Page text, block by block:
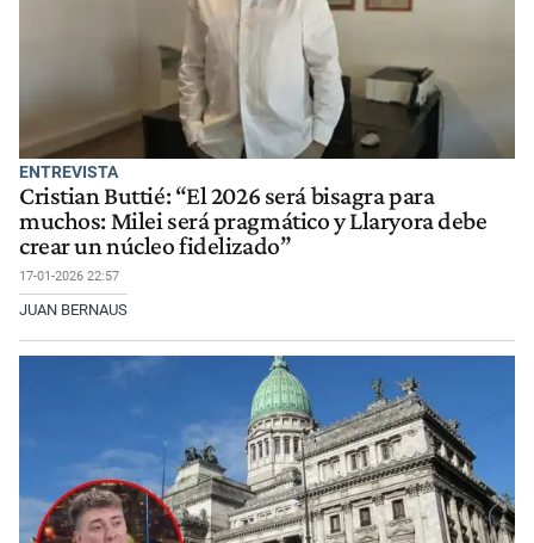
ENTREVISTA
Cristian Buttié: “El 2026 será bisagra para
muchos: Milei será pragmático y Llaryora debe
crear un núcleo fidelizado”
17-01-2026 22:57
JUAN BERNAUS